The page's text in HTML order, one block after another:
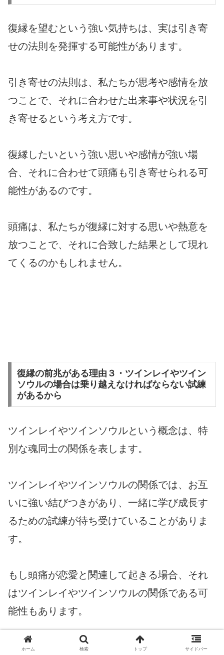
復縁を望むという強い気持ちは、実は引き寄
せの法則を発揮する可能性があります。
引き寄せの法則は、私たちが思考や感情を放
つことで、それに合わせた出来事や状況を引
き寄せるという考え方です。
復縁したいという強い思いや感情が強い場
合、それに合わせて頭痛も引き寄せられる可
能性があるのです。
頭痛は、私たちが復縁に対する思いや熱意を
放つことで、それに合致した結果として現れ
てくるのかもしれません。
復縁の前兆がある理由３・ツインレイやツイン
ソウルの場合は乗り越えなければならない試練
があるから
ツインレイやツインソウルという概念は、特
別な魂同士の関係を表します。
ツインレイやツインソウルの関係では、お互
いに強い結びつきがあり、一緒に学び成長す
るための試練が待ち受けていることがありま
す。
もし頭痛が恋愛と関連して起きる場合、それ
はツインレイやツインソウルの関係である可
能性もあります。
頭痛は、お互いの魂が成長するために乗り越
ホーム 検索 トップ サイドバー